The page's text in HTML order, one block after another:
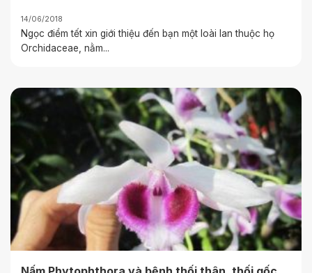
14/06/2018
Ngọc điểm tết xin giới thiệu đến bạn một loài lan thuộc họ
Orchidaceae, nằm...